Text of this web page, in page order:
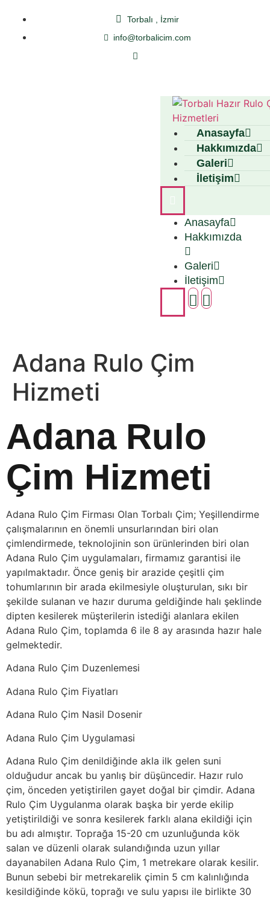
Torbalı , İzmir
info@torbalicim.com
Anasayfa
Hakkımızda
Galeri
İletişim
Anasayfa
Hakkımızda
Galeri
İletişim
Adana Rulo Çim
Hizmeti
Adana Rulo
Çim Hizmeti
Adana Rulo Çim Firması Olan Torbalı Çim; Yeşillendirme
çalışmalarının en önemli unsurlarından biri olan
çimlendirmede, teknolojinin son ürünlerinden biri olan
Adana Rulo Çim uygulamaları, firmamız garantisi ile
yapılmaktadır. Önce geniş bir arazide çeşitli çim
tohumlarının bir arada ekilmesiyle oluşturulan, sıkı bir
şekilde sulanan ve hazır duruma geldiğinde halı şeklinde
dipten kesilerek müşterilerin istediği alanlara ekilen
Adana Rulo Çim, toplamda 6 ile 8 ay arasında hazır hale
gelmektedir.
Adana Rulo Çim Duzenlemesi
Adana Rulo Çim Fiyatları
Adana Rulo Çim Nasil Dosenir
Adana Rulo Çim Uygulamasi
Adana Rulo Çim denildiğinde akla ilk gelen suni
olduğudur ancak bu yanlış bir düşüncedir. Hazır rulo
çim, önceden yetiştirilen gayet doğal bir çimdir. Adana
Rulo Çim Uygulanma olarak başka bir yerde ekilip
yetiştirildiği ve sonra kesilerek farklı alana ekildiği için
bu adı almıştır. Toprağa 15-20 cm uzunluğunda kök
salan ve düzenli olarak sulandığında uzun yıllar
dayanabilen Adana Rulo Çim, 1 metrekare olarak kesilir.
Bunun sebebi bir metrekarelik çimin 5 cm kalınlığında
kesildiğinde kökü, toprağı ve sulu yapısı ile birlikte 30